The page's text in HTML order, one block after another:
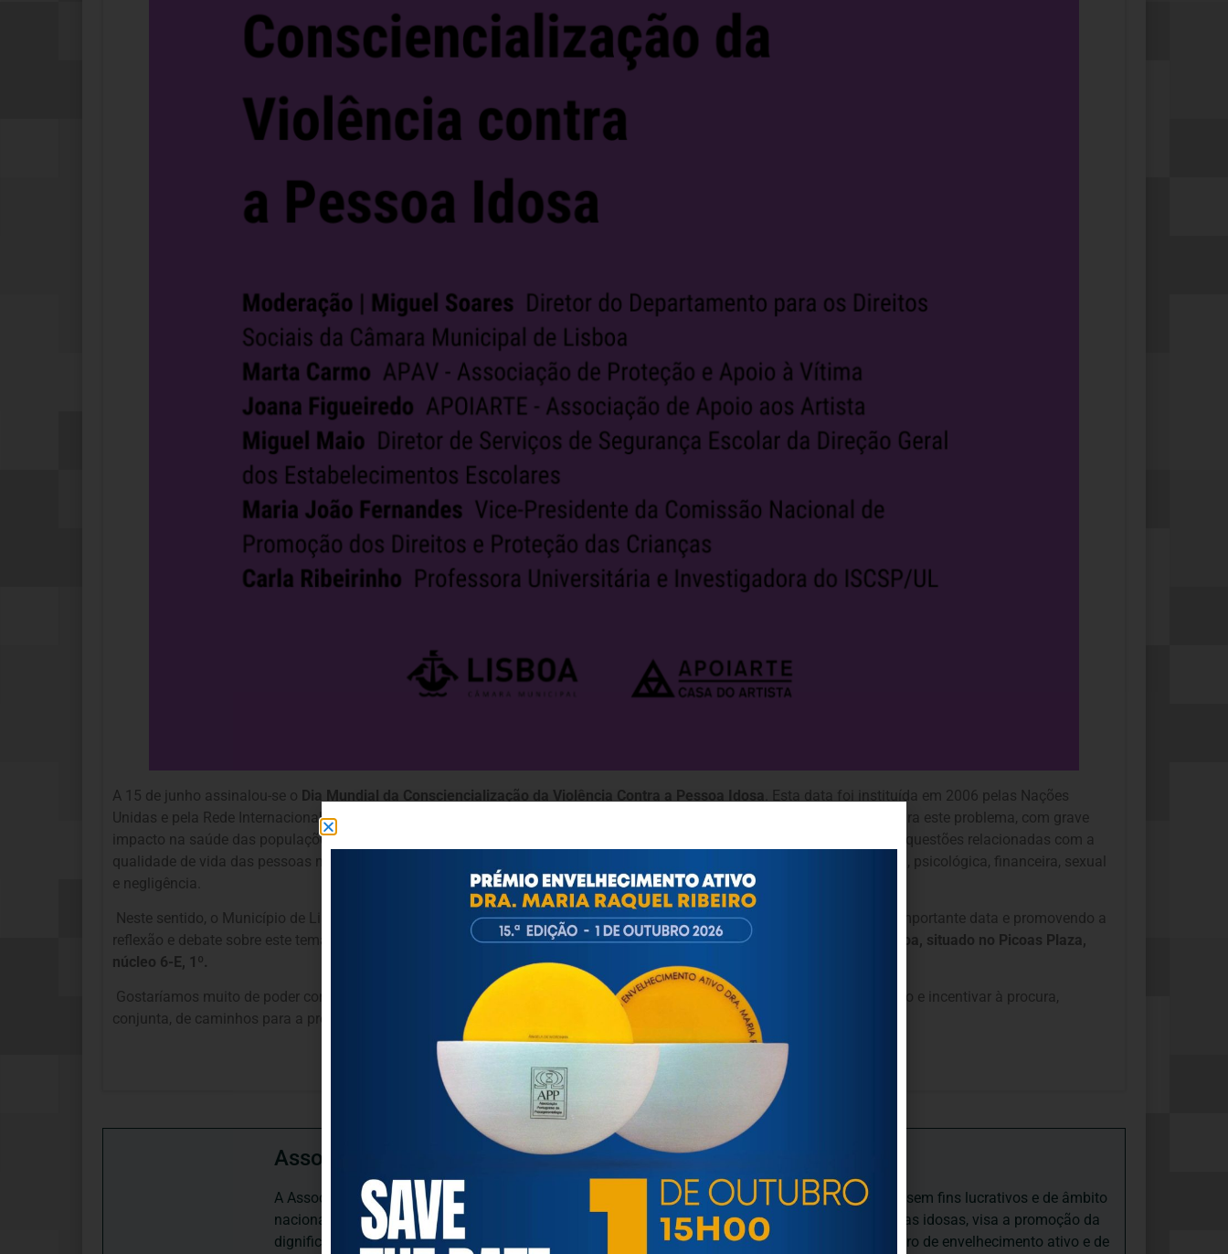
A 15 de junho assinalou-se o Dia Mundial da Consciencialização da Violência Contra a Pessoa Idosa
. Esta data foi instituída em 2006 pelas Nações
Unidas e pela Rede Internacional para Prevenção do Abuso à Pessoa Idosa, com o objetivo de sensibilizar a comunidade para este problema, com grave
impacto na saúde das populações. Numa sociedade cada vez mais envelhecida, é essencial que nos debrucemos sobre as questões relacionadas com a
qualidade de vida das pessoas mais velhas, sendo que muitas enfrentam uma série de desafios, incluindo a violência física, psicológica, financeira, sexual
e negligência.
Neste sentido, o Município de Lisboa e a APOIARTE – Casa do Artista, dinamizam uma Mesa Redonda, assinalando esta importante data e promovendo a
reflexão e debate sobre este tema, no próximo dia
19 de junho, às 14h30, no CIUL – Centro de Informação Urbana de Lisboa, situado no Picoas Plaza,
núcleo 6-E, 1º.
Gostaríamos muito de poder contar com a Vossa participação nesta iniciativa com a qual se pretende aprofundar a reflexão e incentivar à procura,
conjunta, de caminhos para a prevenção e intervenção eficazes sobre a violência contra a pessoa idosa.
Associação Portuguesa de Psicogerontologia
A Associação Portuguesa de Psicogerontologia-APP, Instituição Particular de Solidariedade Social sem fins lucrativos e de âmbito
nacional, dedica-se às questões biopsicológicas e sociais inerentes ao envelhecimento e às pessoas idosas, visa a promoção da
dignificação, respeito, saúde, autonomia, participação e segurança das pessoas idosas, num quadro de envelhecimento ativo e de